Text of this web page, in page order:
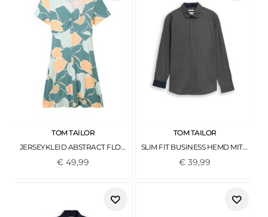
TOM TAILOR
JERSEYKLEID ABSTRACT FLOWER PRINT
€49,99
TOM TAILOR
SLIM FIT BUSINESS HEMD MIT STRETCH DARKEST OLIVE
€39,99